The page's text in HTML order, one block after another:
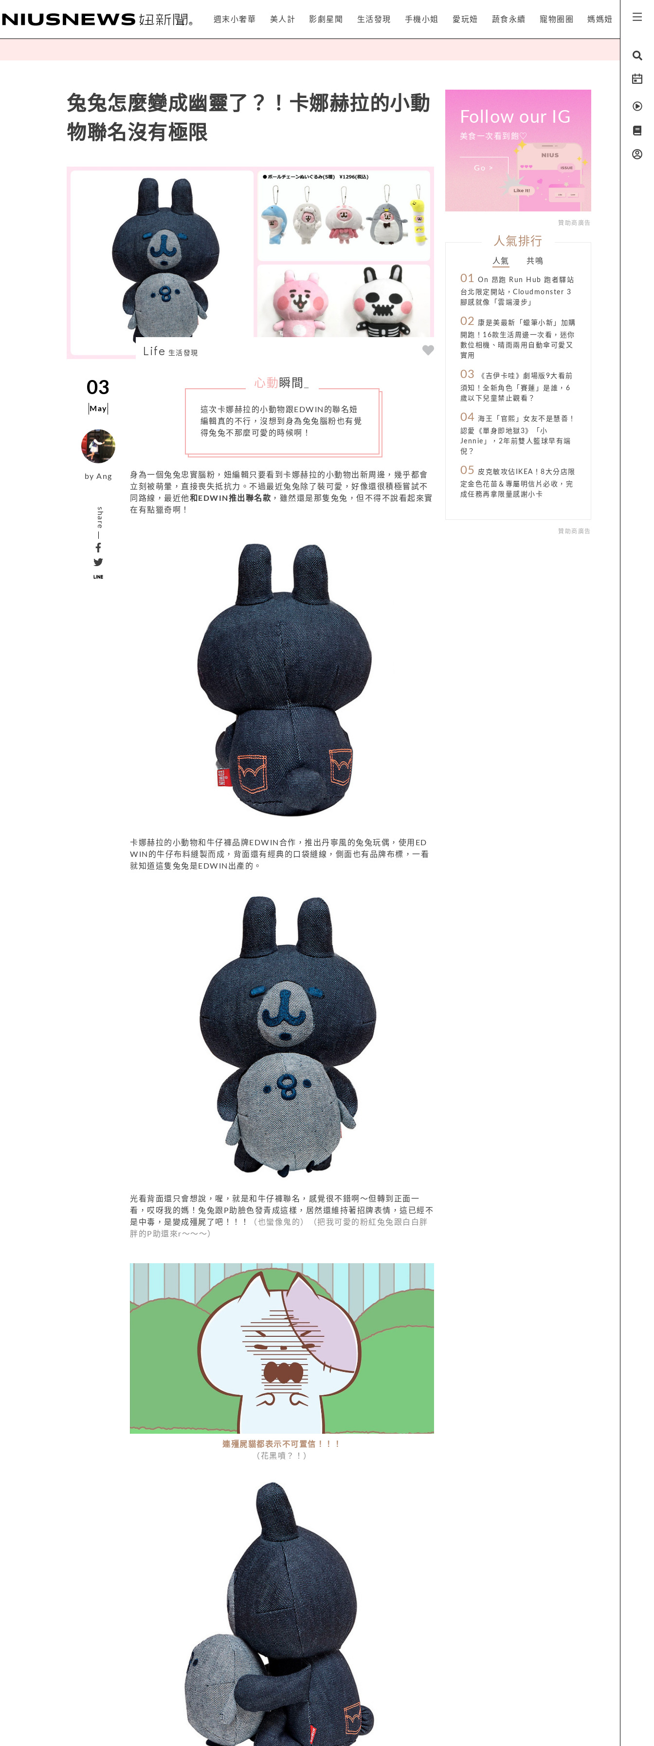
週末小奢華 美人計 影劇星聞 生活發現 手機小姐 愛玩妞 蔬食永續 寵物圈圈 媽媽妞
兔兔怎麼變成幽靈了？！卡娜赫拉的小動
物聯名沒有極限
Life 生活發現
03
May
by Ang
share
心動 瞬間
這次卡娜赫拉的小動物跟EDWIN的聯名妞
編輯真的不行，沒想到身為兔兔腦粉也有覺
得兔兔不那麼可愛的時候啊！
身為一個兔兔忠實腦粉，妞編輯只要看到卡娜赫拉的小動物出新周邊，幾乎都會
立刻被萌暈，直接喪失抵抗力。不過最近兔兔除了裝可愛，好像還很積極嘗試不
同路線，最近他和EDWIN推出聯名款 ，雖然還是那隻兔兔，但不得不說看起來實
在有點獵奇啊！
卡娜赫拉的小動物和牛仔褲品牌EDWIN合作，推出丹寧風的兔兔玩偶，使用ED
WIN的牛仔布料縫製而成，背面還有經典的口袋縫線，側面也有品牌布標，一看
就知道這隻兔兔是EDWIN出產的。
光看背面還只會想說，喔，就是和牛仔褲聯名，感覺很不錯啊～但轉到正面一
看，哎呀我的媽！兔兔跟P助臉色發青成這樣，居然還維持著招牌表情，這已經不
是中毒，是變成殭屍了吧！！！
（也蠻像鬼的）（把我可愛的粉紅兔兔跟白白胖
胖的P助還來r～～～）
連殭屍貓都表示不可置信！！！
（花黑噴？！）
Follow our IG
美食一次看到飽♡
Go >
贊助商廣告
人氣排行
人氣 共鳴
01 On 昂跑 Run Hub 跑者驛站
台北限定開站，Cloudmonster 3
腳感就像「雲端漫步」
02
康是美最新「蠟筆小新」加購
開跑！16款生活周邊一次看，迷你
數位相機、晴雨兩用自動傘可愛又
實用
03
《吉伊卡哇》劇場版9大看前
須知！全新角色「賽蓮」是誰，6
歲以下兒童禁止觀看？
04 海王「官熙」女友不是慧善！
認愛《單身即地獄3》「小
Jennie」，2年前雙人籃球早有端
倪？
05
皮克敏攻佔IKEA！8大分店限
定金色花苗＆專屬明信片必收，完
成任務再拿限量感謝小卡
贊助商廣告